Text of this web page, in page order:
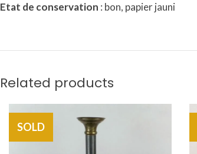
Etat de conservation : bon, papier jauni
Related products
SOLD